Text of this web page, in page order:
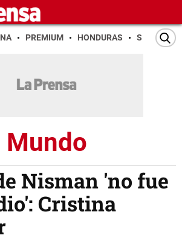
PREMIUM HONDURAS SAN PEDRO
Mundo
Nisman 'no fue
Cristina